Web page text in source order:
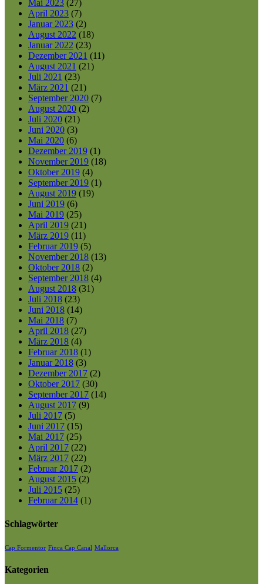
Mai 2023 (27)
April 2023 (7)
Januar 2023 (2)
August 2022 (18)
Januar 2022 (23)
Dezember 2021 (11)
August 2021 (21)
Juli 2021 (23)
März 2021 (21)
September 2020 (7)
August 2020 (2)
Juli 2020 (21)
Juni 2020 (3)
Mai 2020 (6)
Dezember 2019 (1)
November 2019 (18)
Oktober 2019 (4)
September 2019 (1)
August 2019 (19)
Juni 2019 (6)
Mai 2019 (25)
April 2019 (21)
März 2019 (11)
Februar 2019 (5)
November 2018 (13)
Oktober 2018 (2)
September 2018 (4)
August 2018 (31)
Juli 2018 (23)
Juni 2018 (14)
Mai 2018 (7)
April 2018 (27)
März 2018 (4)
Februar 2018 (1)
Januar 2018 (3)
Dezember 2017 (2)
Oktober 2017 (30)
September 2017 (14)
August 2017 (9)
Juli 2017 (5)
Juni 2017 (15)
Mai 2017 (25)
April 2017 (22)
März 2017 (22)
Februar 2017 (2)
August 2015 (2)
Juli 2015 (25)
Februar 2014 (1)
Schlagwörter
Cap Formentor Finca Cap Canal Mallorca
Kategorien